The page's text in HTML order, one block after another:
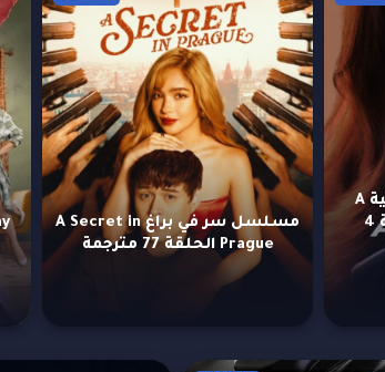
مسلسل قاتلة بحسن نية A
Bona Fide Killer الحلقة 4
مسلسل سر في براغ A Secret in
Prague الحلقة 77 مترجمة